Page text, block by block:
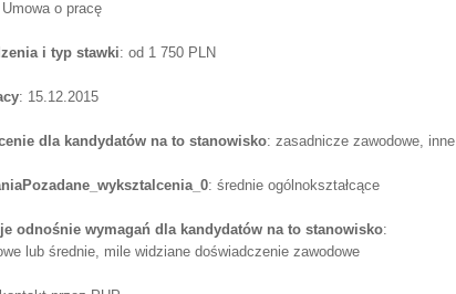
o pracę
i typ stawki: od 1 750 PLN
: 15.12.2015
dla kandydatów na to stanowisko: zasadnicze zawodowe, inne
: średnie ogólnokształcące
odnośnie wymagań dla kandydatów na to stanowisko:
lub średnie, mile widziane doświadczenie zawodowe